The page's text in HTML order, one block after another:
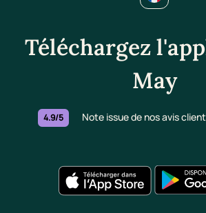
Téléchargez
May
4.9/5 Note issue de nos avis